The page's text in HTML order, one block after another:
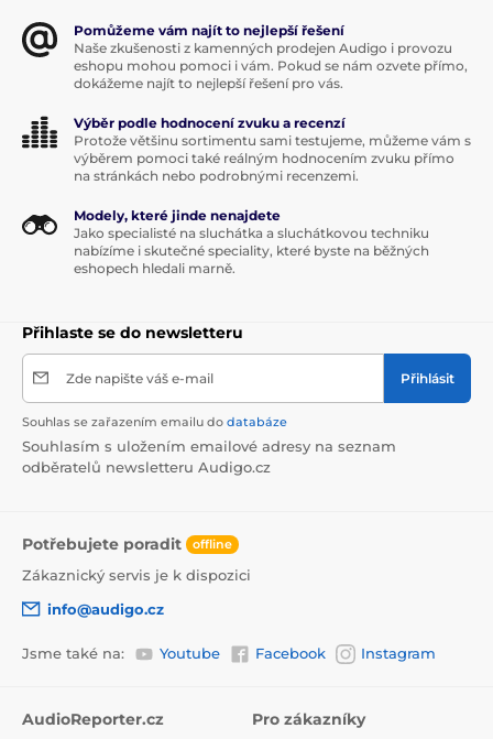
Pomůžeme vám najít to nejlepší řešení
Naše zkušenosti z kamenných prodejen Audigo i provozu
eshopu mohou pomoci i vám. Pokud se nám ozvete přímo,
dokážeme najít to nejlepší řešení pro vás.
Výběr podle hodnocení zvuku a recenzí
Protože většinu sortimentu sami testujeme, můžeme vám s
výběrem pomoci také reálným hodnocením zvuku přímo
na stránkách nebo podrobnými recenzemi.
Modely, které jinde nenajdete
Jako specialisté na sluchátka a sluchátkovou techniku
nabízíme i skutečné speciality, které byste na běžných
eshopech hledali marně.
Přihlaste se do newsletteru
Zde napište váš e-mail Přihlásit
Souhlas se zařazením emailu do databáze
Souhlasím s uložením emailové adresy na seznam
odběratelů newsletteru Audigo.cz
Potřebujete poradit offline
Zákaznický servis je k dispozici
info@audigo.cz
Jsme také na: Youtube Facebook Instagram
AudioReporter.cz Pro zákazníky